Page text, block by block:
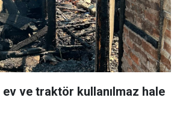
ev ve traktör kullanılmaz hale